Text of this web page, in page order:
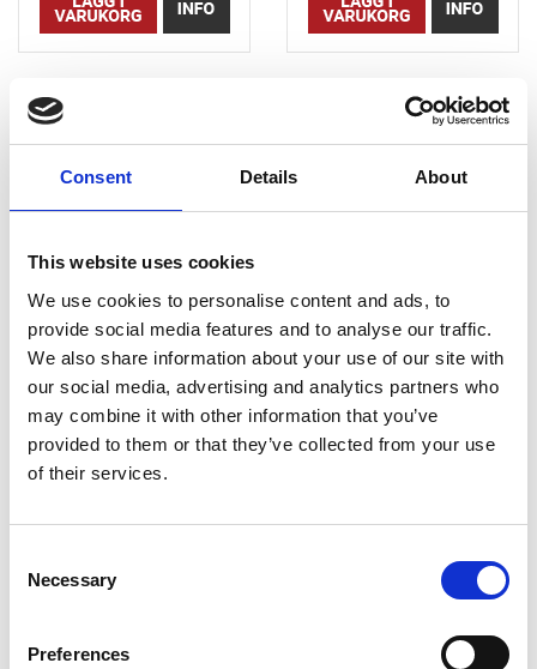
Consent Details About
This website uses cookies
We use cookies to personalise content and ads, to
provide social media features and to analyse our traffic.
We also share information about your use of our site with
our social media, advertising and analytics partners who
may combine it with other information that you’ve
provided to them or that they’ve collected from your use
of their services.
Selection
Necessary
Preferences
900010162 900010163
206CLW